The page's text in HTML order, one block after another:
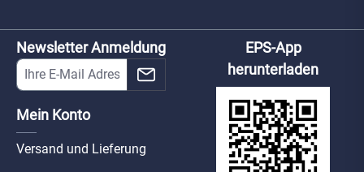
Newsletter Anmeldung
Mein Konto
Versand und Lieferung
EPS-App
herunterladen